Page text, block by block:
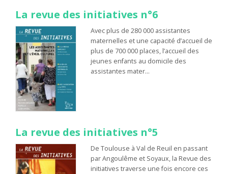
La revue des initiatives n°6
Avec plus de 280 000 assistantes
maternelles et une capacité d’accueil de
plus de 700 000 places, l’accueil des
jeunes enfants au domicile des
assistantes mater…
La revue des initiatives n°5
De Toulouse à Val de Reuil en passant
par Angoulême et Soyaux, la Revue des
initiatives traverse une fois encore ces